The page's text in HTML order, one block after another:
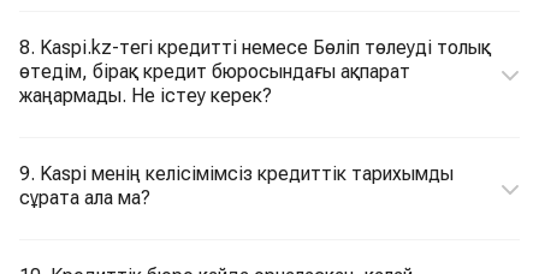
8. Kaspi.kz-тегі кредитті немесе Бөліп төлеуді толық
өтедім, бірақ кредит бюросындағы ақпарат
жаңармады. Не істеу керек?
9. Kaspi менің келісімімсіз кредиттік тарихымды
сұрата ала ма?